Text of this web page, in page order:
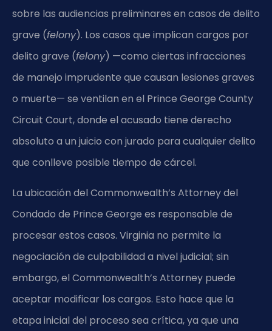
sobre las audiencias preliminares en casos de delito
grave (felony). Los casos que implican cargos por
delito grave (felony) —como ciertas infracciones
de manejo imprudente que causan lesiones graves
o muerte— se ventilan en el Prince George County
Circuit Court, donde el acusado tiene derecho
absoluto a un juicio con jurado para cualquier delito
que conlleve posible tiempo de cárcel.
La ubicación del Commonwealth’s Attorney del
Condado de Prince George es responsable de
procesar estos casos. Virginia no permite la
negociación de culpabilidad a nivel judicial; sin
embargo, el Commonwealth’s Attorney puede
aceptar modificar los cargos. Esto hace que la
etapa inicial del proceso sea crítica, ya que una